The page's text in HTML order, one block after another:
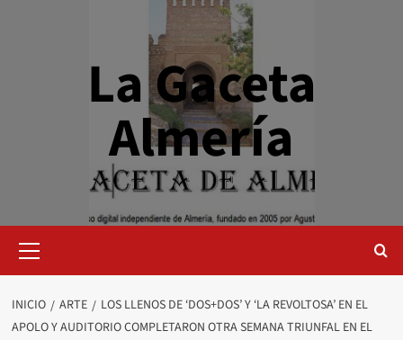
La Gaceta
Almería
primario
INICIO ARTE
LOS LLENOS DE ‘DOS+DOS’ Y ‘LA REVOLTOSA’ EN EL
APOLO Y AUDITORIO COMPLETARON OTRA SEMANA TRIUNFAL EN EL